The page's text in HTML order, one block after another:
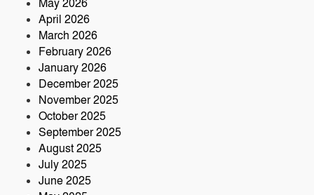
সংযোজন কারখানা : সরকারের রাজস্ব ক্ষতির
আশঙ্কা
কৃষক ও গ্রামীণ অর্থনীতি বদলে দিতে পলাশে
‘পার্টনার’ কংগ্রেস অনুষ্ঠিত
May 2026
April 2026
March 2026
February 2026
January 2026
December 2025
November 2025
October 2025
September 2025
August 2025
July 2025
June 2025